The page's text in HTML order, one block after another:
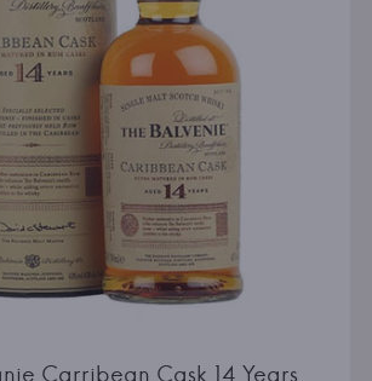
Carribean Cask 14 Years